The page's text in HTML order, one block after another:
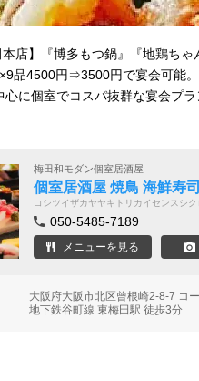
本店】『博多もつ鍋』『地鶏ち
品4500円⇒3500円で宴会可能
心に個室でコスパ抜群な宴会プ
梅田和モダン個室居酒屋
個室居酒屋 焼鳥 海鮮寿
コシツイザカヤヤキトリカイセンスシ
050-5485-7189
メニューを見る
大阪府大阪市北区曾根崎2-8-7 コ
地下鉄谷町線 東梅田駅 徒歩3分